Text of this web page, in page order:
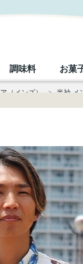
調味料 お菓
（メンズ） > 半袖 メ